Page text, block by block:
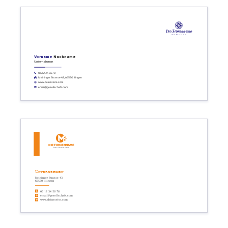
email@gesellschaft.com
www.deineseite.com
Unternehmen
06 12 34 56 78
Meininger Strasse 43, 66550 Illingen
Vorname Nachname
Ihr Firmenname
Ihre Basislinie
www.deineseite.com
Meininger Strasse 43
66550 Illingen
06 12 34 56 78
email@gesellschaft.com
Unternehmen
Ihr Firmenname
Ihre Basislinie